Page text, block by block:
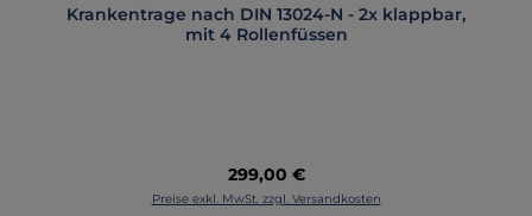
Krankentrage nach DIN 13024-N - 2x klappbar,
mit 4 Rollenfüssen
Regulärer Preis:
299,00 €
Preise exkl. MwSt. zzgl. Versandkosten